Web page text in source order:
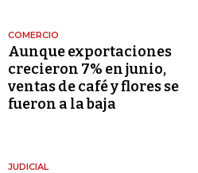
COMERCIO
Aunque exportaciones
crecieron 7% en junio,
ventas de café y flores se
fueron a la baja
JUDICIAL